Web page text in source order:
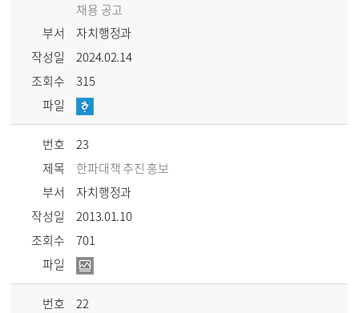
채용 공고
부서
자치행정과
작성일
2024.02.14
조회수
315
파일
번호
23
제목
한파대책 추진 홍보
부서
자치행정과
작성일
2013.01.10
조회수
701
파일
번호
22